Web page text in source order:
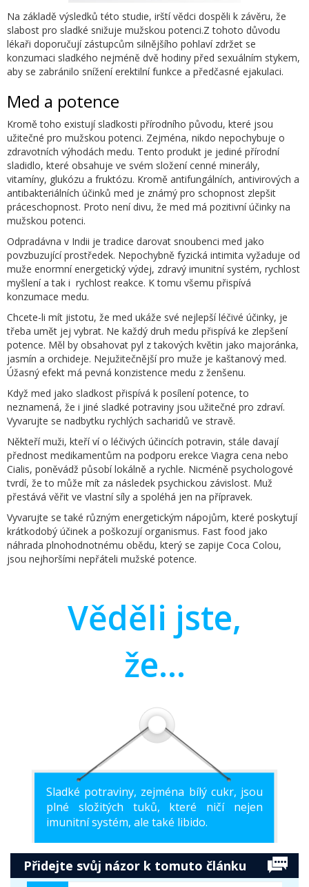
Na základě výsledků této studie, irští vědci dospěli k závěru, že
slabost pro sladké snižuje mužskou potenci.Z tohoto důvodu
lékaři doporučují zástupcům silnějšího pohlaví zdržet se
konzumaci sladkého nejméně dvě hodiny před sexuálním stykem,
aby se zabránilo snížení erektilní funkce a předčasné ejakulaci.
Med a potence
Kromě toho existují sladkosti přírodního původu, které jsou
užitečné pro mužskou potenci. Zejména, nikdo nepochybuje o
zdravotních výhodách medu. Tento produkt je jediné přírodní
sladidlo, které obsahuje ve svém složení cenné minerály,
vitamíny, glukózu a fruktózu. Kromě antifungálních, antivirových a
antibakteriálních účinků med je známý pro schopnost zlepšit
práceschopnost. Proto není divu, že med má pozitivní účinky na
mužskou potenci.
Odpradávna v Indii je tradice darovat snoubenci med jako
povzbuzující prostředek. Nepochybně fyzická intimita vyžaduje od
muže enormní energetický výdej, zdravý imunitní systém, rychlost
myšlení a tak i rychlost reakce. K tomu všemu přispívá
konzumace medu.
Chcete-li mít jistotu, že med ukáže své nejlepší léčivé účinky, je
třeba umět jej vybrat. Ne každý druh medu přispívá ke zlepšení
potence. Měl by obsahovat pyl z takových květin jako majoránka,
jasmín a orchideje. Nejužitečnější pro muže je kaštanový med.
Úžasný efekt má pevná konzistence medu z ženšenu.
Když med jako sladkost přispívá k posílení potence, to
neznamená, že i jiné sladké potraviny jsou užitečné pro zdraví.
Vyvarujte se nadbytku rychlých sacharidů ve stravě.
Někteří muži, kteří ví o léčivých účincích potravin, stále davají
přednost medikamentům na podporu erekce Viagra cena nebo
Cialis, poněvádž působí lokálně a rychle. Nicméně psychologové
tvrdí, že to může mít za následek psychickou závislost. Muž
přestává věřit ve vlastní síly a spoléhá jen na přípravek.
Vyvarujte se také různým energetickým nápojům, které poskytují
krátkodobý účinek a poškozují organismus. Fast food jako
náhrada plnohodnotnému obědu, který se zapije Coca Colou,
jsou nejhoršími nepřáteli mužské potence.
Věděli jste,
že...
Sladké potraviny, zejména bílý cukr, jsou
plné složitých tuků, které ničí nejen
imunitní systém, ale také libido.
Přidejte svůj názor k tomuto článku